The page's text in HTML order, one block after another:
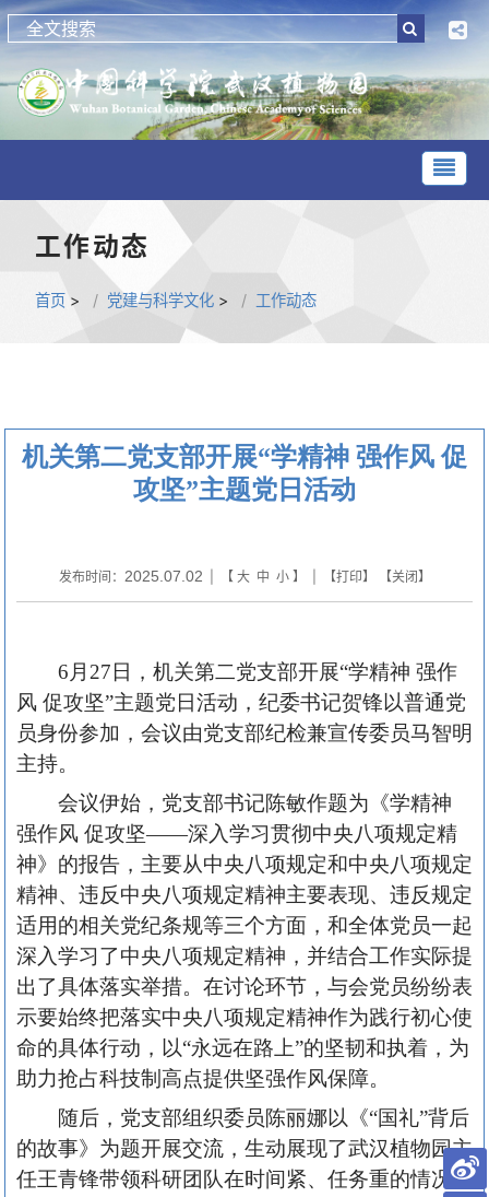
工作动态
首页 > 党建与科学文化 > 工作动态
机关第二党支部开展“学精神 强作风 促
攻坚”主题党日活动
发布时间： 2025.07.02 | 【 大 中 小】 | 【打印】 【关闭】
6月27日，机关第二党支部开展“学精神 强作
风 促攻坚”主题党日活动，纪委书记贺锋以普通党
员身份参加，会议由党支部纪检兼宣传委员马智明
主持。
会议伊始，党支部书记陈敏作题为《学精神
强作风 促攻坚——深入学习贯彻中央八项规定精
神》的报告，主要从中央八项规定和中央八项规定
精神、违反中央八项规定精神主要表现、违反规定
适用的相关党纪条规等三个方面，和全体党员一起
深入学习了中央八项规定精神，并结合工作实际提
出了具体落实举措。在讨论环节，与会党员纷纷表
示要始终把落实中央八项规定精神作为践行初心使
命的具体行动，以“永远在路上”的坚韧和执着，为
助力抢占科技制高点提供坚强作风保障。
随后，党支部组织委员陈丽娜以《“国礼”背后
的故事》为题开展交流，生动展现了武汉植物园主
任王青锋带领科研团队在时间紧、任务重的情况